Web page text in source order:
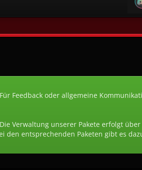
Feedback oder allgemeine
Verwaltung unserer Pakete erfolgt
den entsprechenden Paketen gibt es